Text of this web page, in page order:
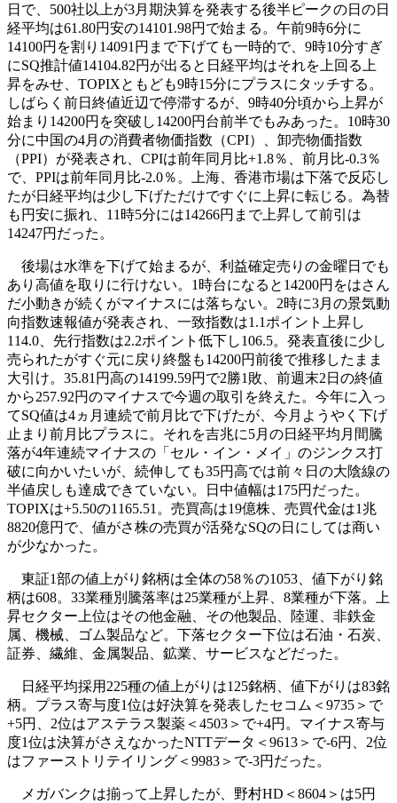
日で、500社以上が3月期決算を発表する後半ピークの日の日
経平均は61.80円安の14101.98円で始まる。午前9時6分に
14100円を割り14091円まで下げても一時的で、9時10分すぎ
にSQ推計値14104.82円が出ると日経平均はそれを上回る上
昇をみせ、TOPIXともども9時15分にプラスにタッチする。
しばらく前日終値近辺で停滞するが、9時40分頃から上昇が
始まり14200円を突破し14200円台前半でもみあった。10時30
分に中国の4月の消費者物価指数（CPI）、卸売物価指数
（PPI）が発表され、CPIは前年同月比+1.8％、前月比-0.3％
で、PPIは前年同月比-2.0％。上海、香港市場は下落で反応し
たが日経平均は少し下げただけですぐに上昇に転じる。為替
も円安に振れ、11時5分には14266円まで上昇して前引は
14247円だった。
後場は水準を下げて始まるが、利益確定売りの金曜日でも
あり高値を取りに行けない。1時台になると14200円をはさん
だ小動きが続くがマイナスには落ちない。2時に3月の景気動
向指数速報値が発表され、一致指数は1.1ポイント上昇し
114.0、先行指数は2.2ポイント低下し106.5。発表直後に少し
売られたがすぐ元に戻り終盤も14200円前後で推移したまま
大引け。35.81円高の14199.59円で2勝1敗、前週末2日の終値
から257.92円のマイナスで今週の取引を終えた。今年に入っ
てSQ値は4ヵ月連続で前月比で下げたが、今月ようやく下げ
止まり前月比プラスに。それを吉兆に5月の日経平均月間騰
落が4年連続マイナスの「セル・イン・メイ」のジンクス打
破に向かいたいが、続伸しても35円高では前々日の大陰線の
半値戻しも達成できていない。日中値幅は175円だった。
TOPIXは+5.50の1165.51。売買高は19億株、売買代金は1兆
8820億円で、値がさ株の売買が活発なSQの日にしては商い
が少なかった。
東証1部の値上がり銘柄は全体の58％の1053、値下がり銘
柄は608。33業種別騰落率は25業種が上昇、8業種が下落。上
昇セクター上位はその他金融、その他製品、陸運、非鉄金
属、機械、ゴム製品など。下落セクター下位は石油・石炭、
証券、繊維、金属製品、鉱業、サービスなどだった。
日経平均採用225種の値上がりは125銘柄、値下がりは83銘
柄。プラス寄与度1位は好決算を発表したセコム＜9735＞で
+5円、2位はアステラス製薬＜4503＞で+4円。マイナス寄与
度1位は決算がさえなかったNTTデータ＜9613＞で-6円、2位
はファーストリテイリング＜9983＞で-3円だった。
メガバンクは揃って上昇したが、野村HD＜8604＞は5円